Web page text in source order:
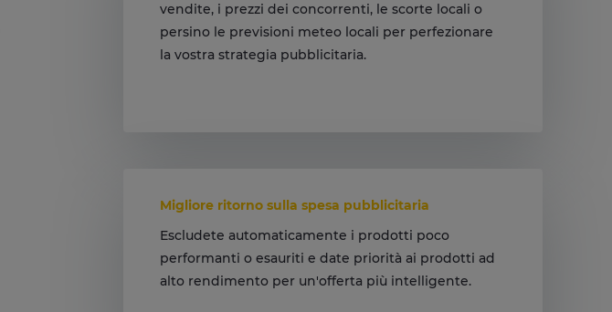
vendite, i prezzi dei concorrenti, le scorte locali o
persino le previsioni meteo locali per perfezionare
la vostra strategia pubblicitaria.
Migliore ritorno sulla spesa pubblicitaria
Escludete automaticamente i prodotti poco
performanti o esauriti e date priorità ai prodotti ad
alto rendimento per un'offerta più intelligente.